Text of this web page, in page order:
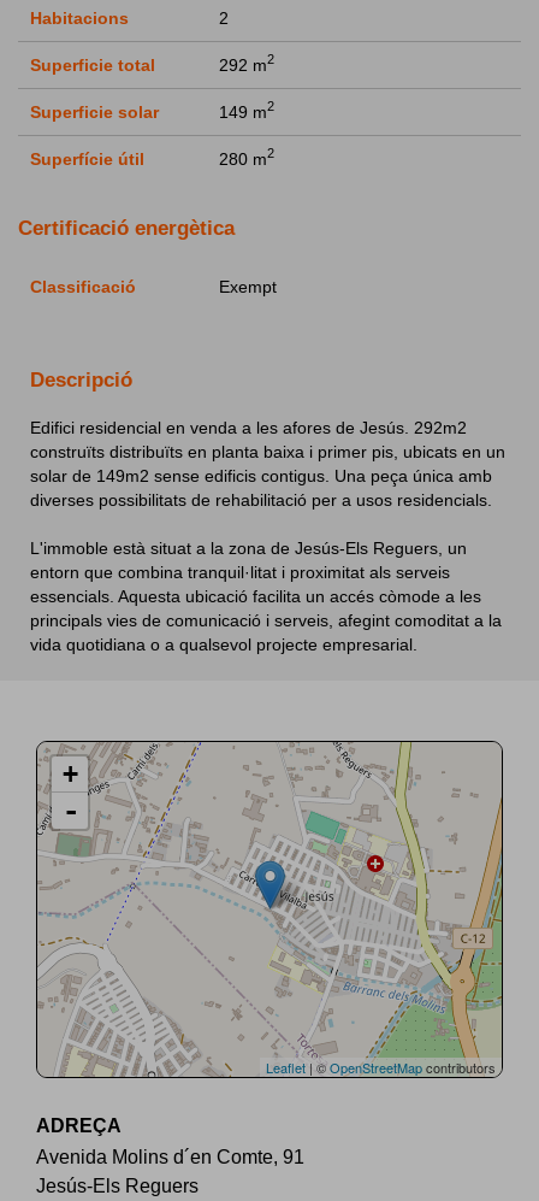
Habitacions 2
Superficie total 292 m2
Superficie solar 149 m2
Superfície útil 280 m2
Certificació energètica
Classificació Exempt
Descripció
Edifici residencial en venda a les afores de Jesús. 292m2
construïts distribuïts en planta baixa i primer pis, ubicats en un
solar de 149m2 sense edificis contigus. Una peça única amb
diverses possibilitats de rehabilitació per a usos residencials.
L'immoble està situat a la zona de Jesús-Els Reguers, un
entorn que combina tranquil·litat i proximitat als serveis
essencials. Aquesta ubicació facilita un accés còmode a les
principals vies de comunicació i serveis, afegint comoditat a la
vida quotidiana o a qualsevol projecte empresarial.
+
-
Leaflet | ©OpenStreetMapcontributors
ADREÇA
Avenida Molins d´en Comte, 91
Jesús-Els Reguers